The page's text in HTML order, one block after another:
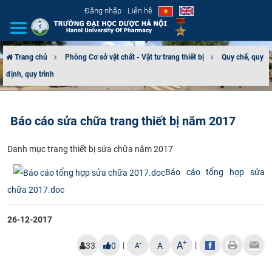
Đăng nhập Liên hệ
GIỚI THIỆU
ĐÀO TẠO
Trang chủ Phòng Cơ sở vật chất - Vật tư trang thiết bị
Quy chế, quy
định, quy trình
Báo cáo sửa chữa trang thiết bị năm 2017
​Danh mục trang thiết bị sửa chữa năm 2017​
Báo cáo tổng hợp sửa
chữa 2017.doc
26-12-2017
33 0 | A- A A+ |